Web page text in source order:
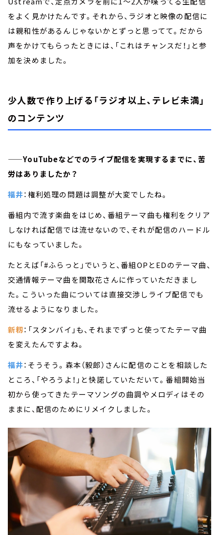
をよく見かけたんです。それから、ラジオと映像の配信に
は親和性があるんじゃないかとずっと思ってて。だから
声をかけてもらったときには、「これはチャンスだ！」と参
加を決めました。
少人数で作り上げる「ラジオ以上、テレビ未満」
のコンテンツ
——YouTubeなどでのライブ配信を実現するまでに、苦
労はありましたか？
福井：権利処理の問題は調整が大変でしたね。
番組内で流す楽曲をはじめ、番組テーマ曲も権利をクリア
しなければ配信では流せないので、それが配信のハードル
にもなっていました。
たとえば「#ふらっと」でいうと、番組OPとEDのテーマ曲、
交通情報テーマ曲を関取花さんに作っていただきまし
た。こういった曲については直接交渉しライブ配信でも
流せるようになりました。
新籾：「スタンバイ」も、それまでずっと使ってたテーマ曲
を変えたんですよね。
福井：そうそう。森本（毅郎）さんに配信のことを相談した
ところ、「やろうよ！」と快諾していただいて。番組開始当
初から使ってきたテーマソングの曲調やメロディはその
ままに、配信のためにリメイクしました。